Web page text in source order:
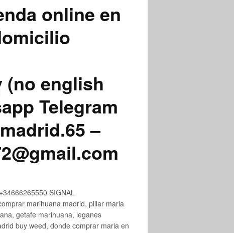
online en
(no english
Telegram
–
SIGNAL
marihuana madrid, pillar maria
getafe marihuana, leganes
buy weed, donde comprar maria en